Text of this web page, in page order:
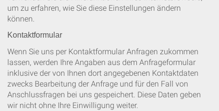
um zu erfahren, wie Sie diese Einstellungen ändern
können.
Kontaktformular
Wenn Sie uns per Kontaktformular Anfragen zukommen
lassen, werden Ihre Angaben aus dem Anfrageformular
inklusive der von Ihnen dort angegebenen Kontaktdaten
zwecks Bearbeitung der Anfrage und für den Fall von
Anschlussfragen bei uns gespeichert. Diese Daten geben
wir nicht ohne Ihre Einwilligung weiter.